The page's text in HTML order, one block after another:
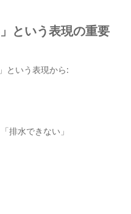
という表現の重要
という表現から:
排水できない」